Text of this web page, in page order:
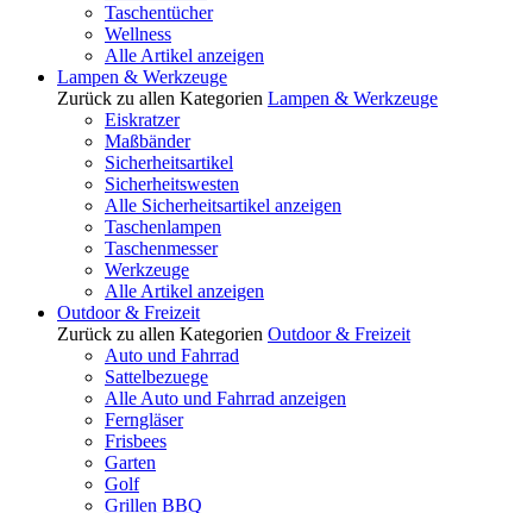
Taschentücher
Wellness
Alle Artikel anzeigen
Lampen & Werkzeuge
Zurück zu allen Kategorien Lampen & Werkzeuge
Eiskratzer
Maßbänder
Sicherheitsartikel
Sicherheitswesten
Alle Sicherheitsartikel anzeigen
Taschenlampen
Taschenmesser
Werkzeuge
Alle Artikel anzeigen
Outdoor & Freizeit
Zurück zu allen Kategorien Outdoor & Freizeit
Auto und Fahrrad
Sattelbezuege
Alle Auto und Fahrrad anzeigen
Ferngläser
Frisbees
Garten
Golf
Grillen BBQ